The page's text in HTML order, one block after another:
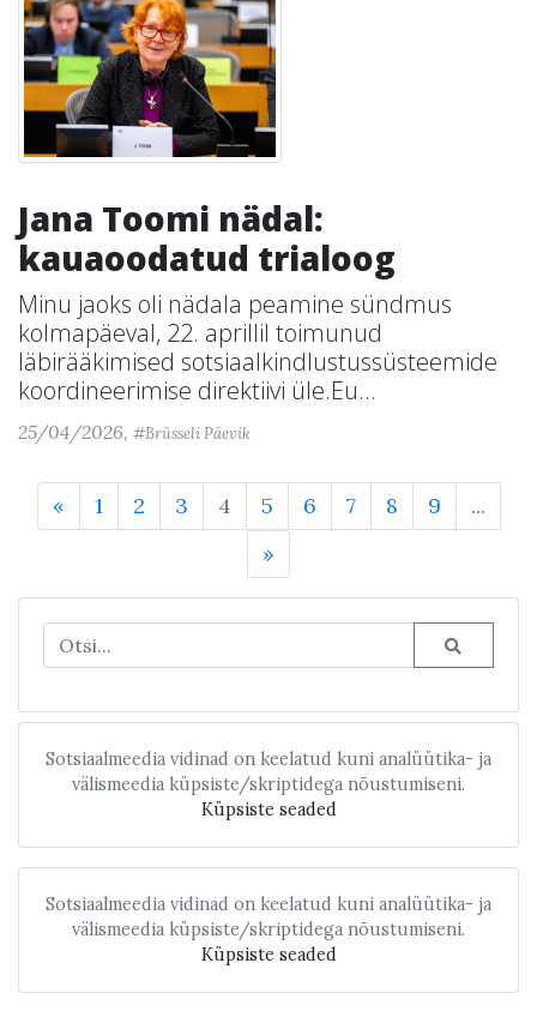
Jana Toomi nädal:
kauaoodatud trialoog
Minu jaoks oli nädala peamine sündmus
kolmapäeval, 22. aprillil toimunud
läbirääkimised sotsiaalkindlustussüsteemide
koordineerimise direktiivi üle.Eu...
25/04/2026, #Brüsseli Päevik
« 1 2 3 4 5 6 7 8 9
...
»
Sotsiaalmeedia vidinad on keelatud kuni analüütika- ja
välismeedia küpsiste/skriptidega nõustumiseni.
Küpsiste seaded
Sotsiaalmeedia vidinad on keelatud kuni analüütika- ja
välismeedia küpsiste/skriptidega nõustumiseni.
Küpsiste seaded